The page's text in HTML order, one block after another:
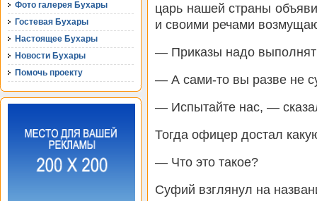
Фото галерея Бухары
Гостевая Бухары
Настоящее Бухары
Новости Бухары
Помочь проекту
царь нашей страны
и своими речами
— Приказы надо
— А сами-то вы разве не
— Испытайте нас, —
Тогда офицер достал
— Что это такое?
Суфий взглянул на